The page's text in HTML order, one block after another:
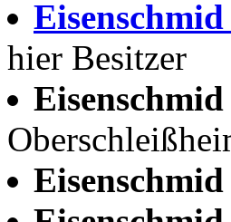
hier Besitzer